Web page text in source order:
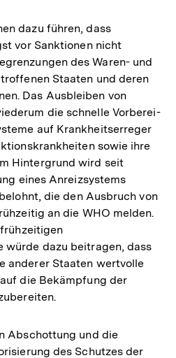
dazu führen, dass
vor Sanktionen nicht
des Waren- und
Staaten und deren
Das Ausbleiben von
die schnelle Vorberei­
auf Krankheitserreger
sowie ihre
Hintergrund wird seit
eines Anreizsystems
die den Ausbruch von
an die WHO melden.
dazu beitragen, dass
anderer Staaten wertvolle
die Bekämpfung der
Abschottung und die
des Schutzes der